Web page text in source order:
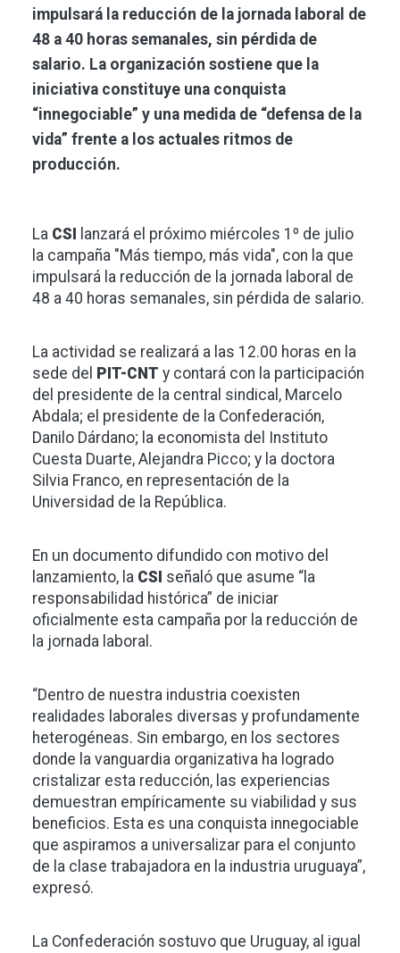
impulsará la reducción de la jornada laboral de
48 a 40 horas semanales, sin pérdida de
salario. La organización sostiene que la
iniciativa constituye una conquista
“innegociable” y una medida de “defensa de la
vida” frente a los actuales ritmos de
producción.
La CSI
lanzará el próximo miércoles 1º de julio
la campaña "Más tiempo, más vida", con la que
impulsará la reducción de la jornada laboral de
48 a 40 horas semanales, sin pérdida de salario.
La actividad se realizará a las 12.00 horas en la
sede del
PIT-CNT y contará con la participación
del presidente de la central sindical, Marcelo
Abdala; el presidente de la Confederación,
Danilo Dárdano; la economista del Instituto
Cuesta Duarte, Alejandra Picco; y la doctora
Silvia Franco, en representación de la
Universidad de la República.
En un documento difundido con motivo del
lanzamiento, la CSI señaló que asume “la
responsabilidad histórica” de iniciar
oficialmente esta campaña por la reducción de
la jornada laboral.
“Dentro de nuestra industria coexisten
realidades laborales diversas y profundamente
heterogéneas. Sin embargo, en los sectores
donde la vanguardia organizativa ha logrado
cristalizar esta reducción, las experiencias
demuestran empíricamente su viabilidad y sus
beneficios. Esta es una conquista innegociable
que aspiramos a universalizar para el conjunto
de la clase trabajadora en la industria uruguaya”,
expresó.
La Confederación sostuvo que Uruguay, al igual